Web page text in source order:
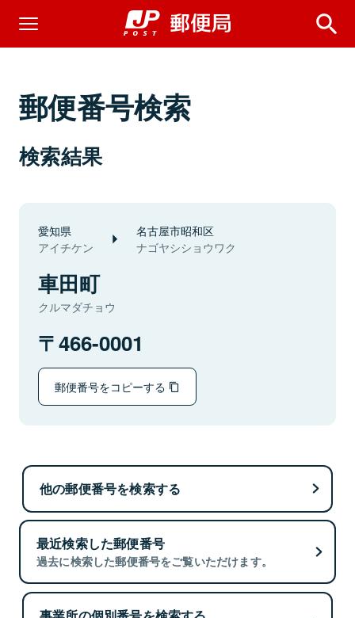
郵便番号検索
検索結果
愛知県
アイチケン
名古屋市昭和区
ナゴヤシショウワク
車田町
クルマダチョウ
466-0001
郵便番号をコピーする
他の郵便番号を検索する
最近検索した郵便番号
過去に検索した郵便番号をご覧いただけます。